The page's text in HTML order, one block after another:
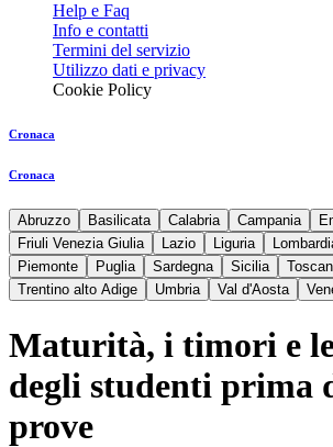
Help e Faq
Info e contatti
Termini del servizio
Utilizzo dati e privacy
Cookie Policy
Cronaca
Cronaca
Abruzzo Basilicata Calabria Campania
Friuli Venezia Giulia
Lazio Liguria
Piemonte
Puglia Sardegna Sicilia
Trentino alto Adige
Umbria Val d'Aosta
Maturità, i timori e
degli studenti prima
prove